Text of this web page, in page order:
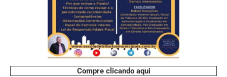
Compre clicando aqui